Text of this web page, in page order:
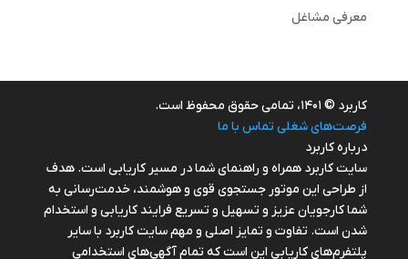
معرفی مشاغل
کاربرد © ۱۴۰۱، تمامی حقوق محفوظ است.
فرصت‌های شغلی تماس با ما
درباره کاربرد
سایت کاربرد همراه و راهنمای شما در مسیر کاریابی است. هدف
از طراحی این موتور جستجوی قوی و هوشمند، خدمت‌رسانی به
شما کارجویان عزیز و تسهیل و تسریع فرایند کاریابی و استخدام
شدن است. تفاوت و تمایز اصلی و مهم سایت کاربرد با سایر
پلتفرم‌های کاریابی این است که تمام آگهی‌های استخدامی